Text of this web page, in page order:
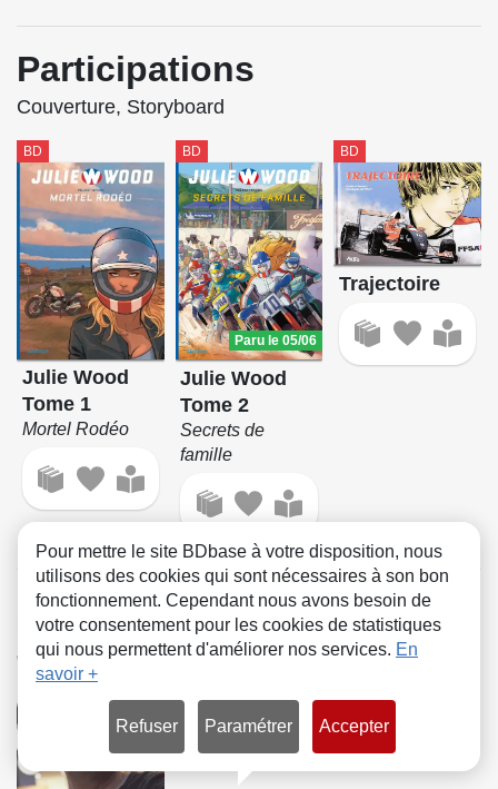
Participations
Couverture, Storyboard
BD
Julie Wood
Tome 1
Mortel Rodéo
BD
Paru le 05/06
Julie Wood
Tome 2
Secrets de
famille
BD
Trajectoire
Alias de Marc Bourgne
Pour mettre le site BDbase à votre disposition, nous
utilisons des cookies qui sont nécessaires à son bon
fonctionnement. Cependant nous avons besoin de
votre consentement pour les cookies de statistiques
qui nous permettent d'améliorer nos services. En
savoir +
Refuser Paramétrer Accepter